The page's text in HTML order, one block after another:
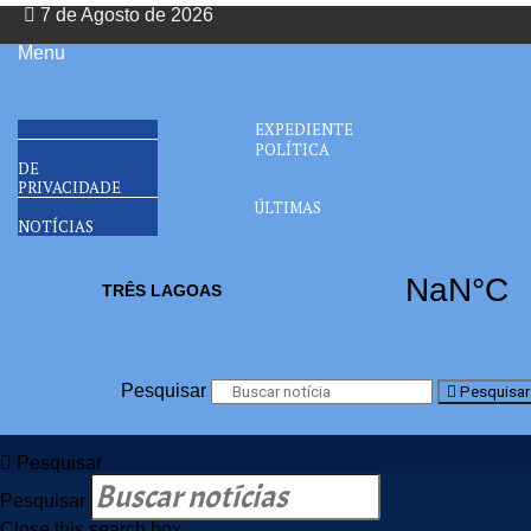
7 de Agosto de 2026
Menu
EXPEDIENTE
POLÍTICA
DE
PRIVACIDADE
ÚLTIMAS
NOTÍCIAS
Pesquisar Pesquisar
Pesquisar
Pesquisar